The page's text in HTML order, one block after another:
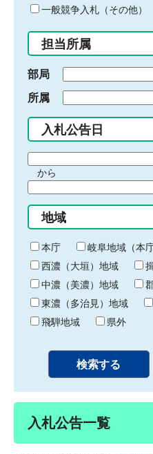
ド
入
力
一般競争入札（その他）
担当所属
部局
所属
入札公告日
間
始
り
から
間
終
わ
り
地域
本庁
岐阜地域（本
西濃（大垣）地域
中濃（美濃）地域
東濃（多治見）地域
飛騨地域
県外
入札公告一覧